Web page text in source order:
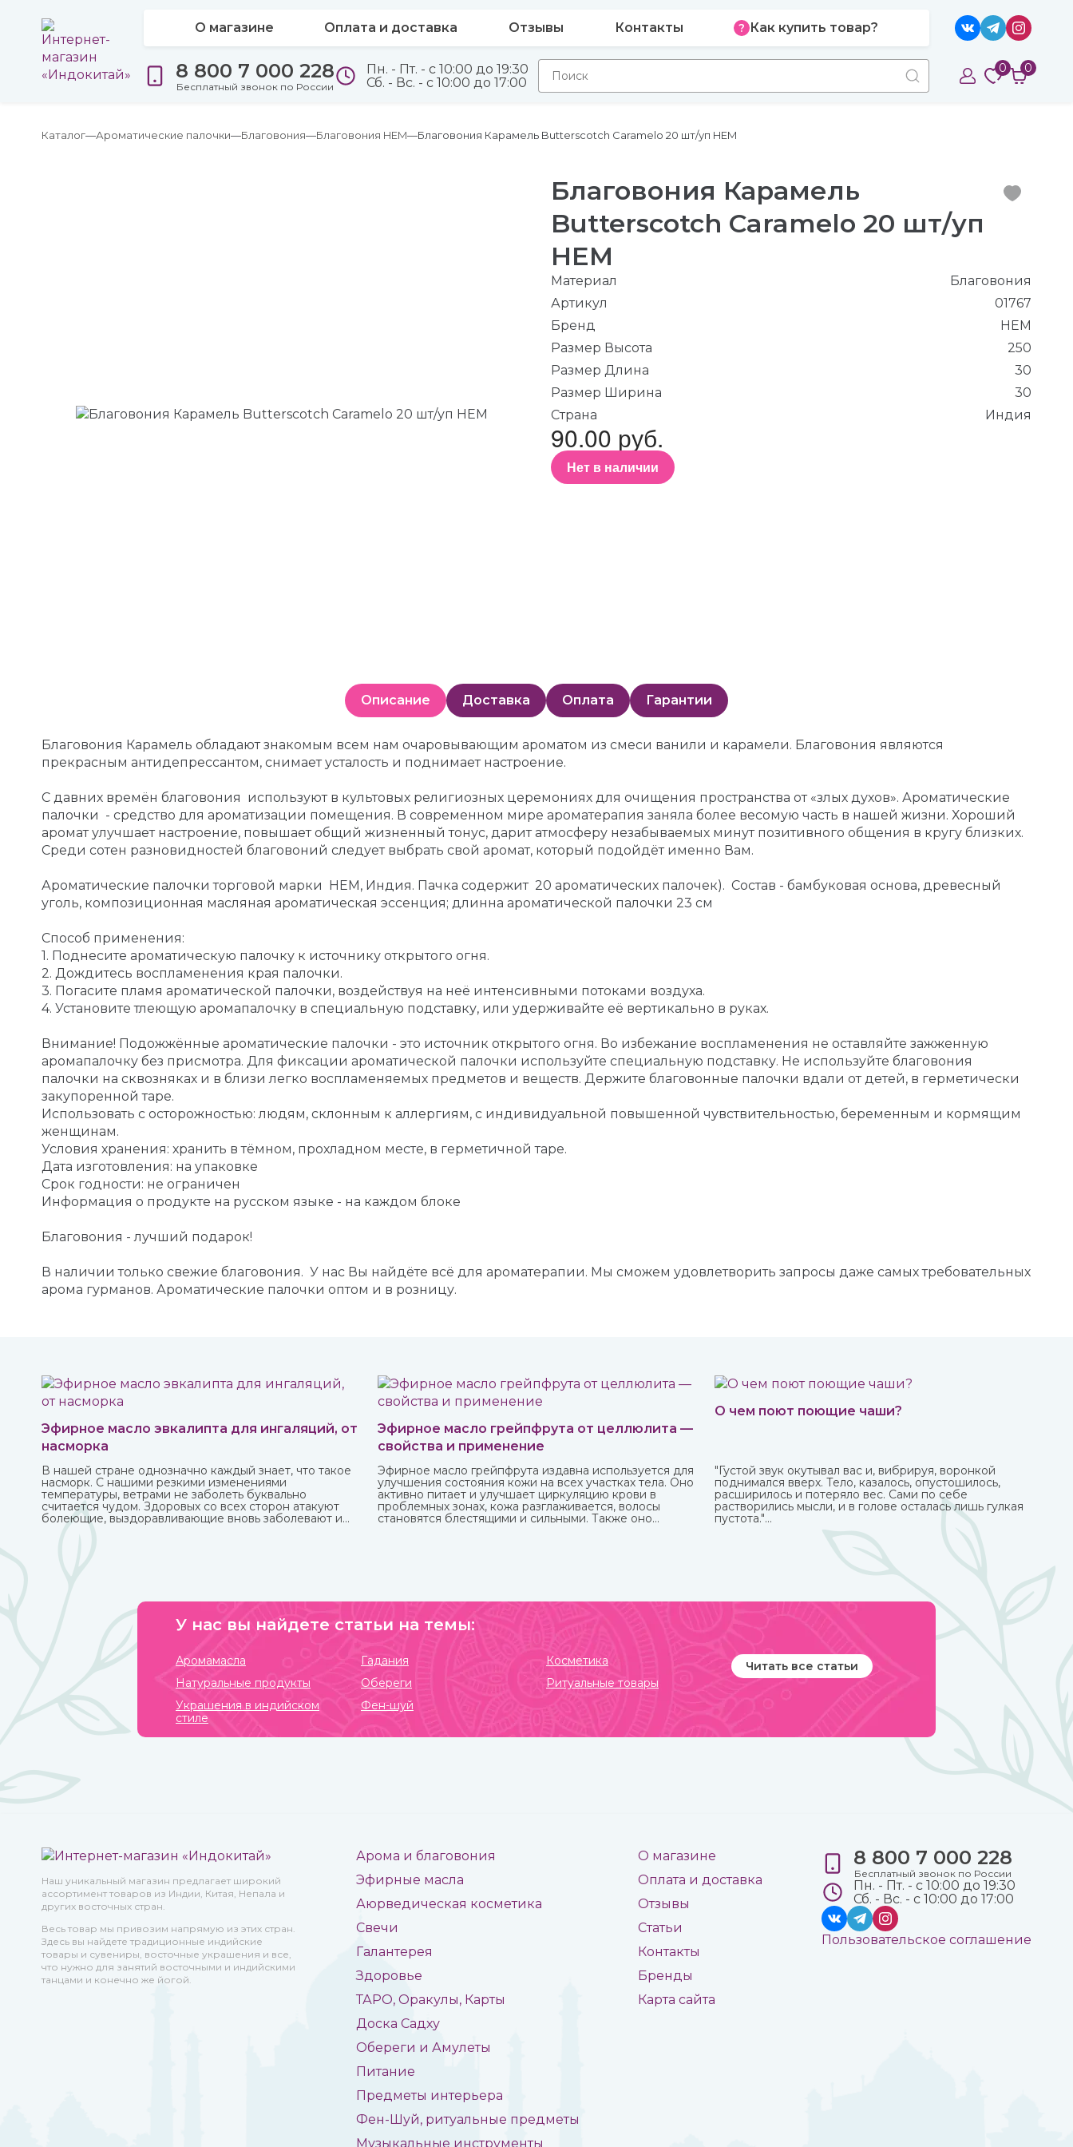
О магазине Оплата и доставка Отзывы Контакты Как купить товар?
8 800 7 000 228
Бесплатный звонок по России
Пн. - Пт. - с 10:00 до 19:30
Сб. - Вс. - с 10:00 до 17:00
0 0
Каталог Ароматические палочки Благовония Благовония HEM Благовония Карамель Butterscotch Caramelo 20 шт/уп HEM
Благовония Карамель
Butterscotch Caramelo 20 шт/уп
HEM
Материал
Благовония
Артикул
01767
Бренд
HEM
Размер Высота
250
Размер Длина
30
Размер Ширина
30
Страна
Индия
90.00 руб.
Нет в наличии
Описание Доставка Оплата Гарантии
Благовония Карамель обладают знакомым всем нам очаровывающим ароматом из смеси ванили и карамели. Благовония являются
прекрасным антидепрессантом, снимает усталость и поднимает настроение.
С давних времён благовония используют в культовых религиозных церемониях для очищения пространства от «злых духов». Ароматические
палочки - средство для ароматизации помещения. В современном мире ароматерапия заняла более весомую часть в нашей жизни. Хороший
аромат улучшает настроение, повышает общий жизненный тонус, дарит атмосферу незабываемых минут позитивного общения в кругу близких.
Среди сотен разновидностей благовоний следует выбрать свой аромат, который подойдёт именно Вам.
Ароматические палочки торговой марки HEM, Индия. Пачка содержит 20 ароматических палочек). Состав - бамбуковая основа, древесный
уголь, композиционная масляная ароматическая эссенция; длинна ароматической палочки 23 см
Способ применения:
1. Поднесите ароматическую палочку к источнику открытого огня.
2. Дождитесь воспламенения края палочки.
3. Погасите пламя ароматической палочки, воздействуя на неё интенсивными потоками воздуха.
4. Установите тлеющую аромапалочку в специальную подставку, или удерживайте её вертикально в руках.
Внимание! Подожжённые ароматические палочки - это источник открытого огня. Во избежание воспламенения не оставляйте зажженную
аромапалочку без присмотра. Для фиксации ароматической палочки используйте специальную подставку. Не используйте благовония
палочки на сквозняках и в близи легко воспламеняемых предметов и веществ. Держите благовонные палочки вдали от детей, в герметически
закупоренной таре.
Использовать с осторожностью: людям, склонным к аллергиям, с индивидуальной повышенной чувствительностью, беременным и кормящим
женщинам.
Условия хранения: хранить в тёмном, прохладном месте, в герметичной таре.
Дата изготовления: на упаковке
Срок годности: не ограничен
Информация о продукте на русском языке - на каждом блоке
Благовония - лучший подарок!
В наличии только свежие благовония. У нас Вы найдёте всё для ароматерапии. Мы сможем удовлетворить запросы даже самых требовательных
арома гурманов. Ароматические палочки оптом и в розницу.
Эфирное масло эвкалипта для ингаляций, от
насморка
В нашей стране однозначно каждый знает, что такое
насморк. С нашими резкими изменениями
температуры, ветрами не заболеть буквально
считается чудом. Здоровых со всех сторон атакуют
болеющие, выздоравливающие вновь заболевают и
так может продолжаться до бесконечности.
Эфирное масло грейпфрута от целлюлита —
свойства и применение
Эфирное масло грейпфрута издавна используется для
улучшения состояния кожи на всех участках тела. Оно
активно питает и улучшает циркуляцию крови в
проблемных зонах, кожа разглаживается, волосы
становятся блестящими и сильными. Также оно
О чем поют поющие чаши?
"Густой звук окутывал вас и, вибрируя, воронкой
поднимался вверх. Тело, казалось, опустошилось,
расширилось и потеряло вес. Сами по себе
растворились мысли, и в голове осталась лишь гулкая
пустота."
Это вы можете прочувствовать с тибетской поющей
У нас вы найдете статьи на темы:
Аромамасла Гадания
Косметика
Натуральные продукты
Обереги
Ритуальные товары
Украшения в индийском
стиле
Фен-шуй
Читать все статьи
Наш уникальный магазин предлагает широкий
ассортимент товаров из Индии, Китая, Непала и
других восточных стран.
Весь товар мы привозим напрямую из этих стран.
Здесь вы найдете традиционные индийские
товары и сувениры, восточные украшения и все,
что нужно для занятий восточными и индийскими
танцами и конечно же йогой.
Арома и благовония
Эфирные масла
Аюрведическая косметика
Свечи
Галантерея
Здоровье
ТАРО, Оракулы, Карты
Доска Садху
Обереги и Амулеты
Питание
Предметы интерьера
Фен-Шуй, ритуальные предметы
Музыкальные инструменты
О магазине
Оплата и доставка
Отзывы
Статьи
Контакты
Бренды
Карта сайта
8 800 7 000 228
Бесплатный звонок по России
Пн. - Пт. - с 10:00 до 19:30
Сб. - Вс. - с 10:00 до 17:00
Пользовательское соглашение